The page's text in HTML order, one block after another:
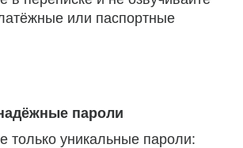
или паспортные
пароли
только уникальные пароли: